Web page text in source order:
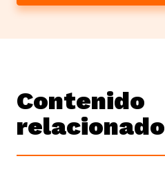
Contenido
relacionado